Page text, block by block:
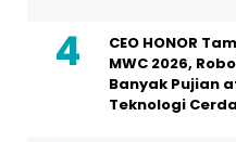
CEO HONOR
MWC 2026,
Banyak Pujian
Teknologi